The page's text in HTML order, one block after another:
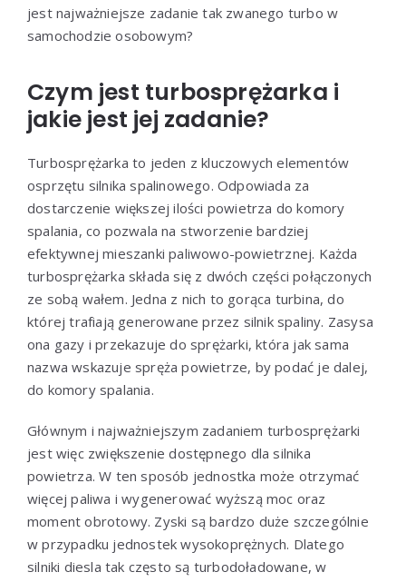
jest najważniejsze zadanie tak zwanego turbo w
samochodzie osobowym?
Czym jest turbosprężarka i
jakie jest jej zadanie?
Turbosprężarka to jeden z kluczowych elementów
osprzętu silnika spalinowego. Odpowiada za
dostarczenie większej ilości powietrza do komory
spalania, co pozwala na stworzenie bardziej
efektywnej mieszanki paliwowo-powietrznej. Każda
turbosprężarka składa się z dwóch części połączonych
ze sobą wałem. Jedna z nich to gorąca turbina, do
której trafiają generowane przez silnik spaliny. Zasysa
ona gazy i przekazuje do sprężarki, która jak sama
nazwa wskazuje spręża powietrze, by podać je dalej,
do komory spalania.
Głównym i najważniejszym zadaniem turbosprężarki
jest więc zwiększenie dostępnego dla silnika
powietrza. W ten sposób jednostka może otrzymać
więcej paliwa i wygenerować wyższą moc oraz
moment obrotowy. Zyski są bardzo duże szczególnie
w przypadku jednostek wysokoprężnych. Dlatego
silniki diesla tak często są turbodoładowane, w